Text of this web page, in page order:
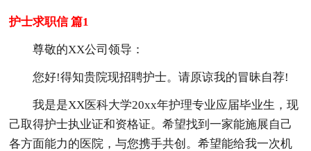
护士求职信 篇1
尊敬的XX公司领导：
您好!得知贵院现招聘护士。请原谅我的冒昧自荐!
我是是XX医科大学20xx年护理专业应届毕业生，现
己取得护士执业证和资格证。希望找到一家能施展自己
各方面能力的医院，与您携手共创。希望能给我一次机